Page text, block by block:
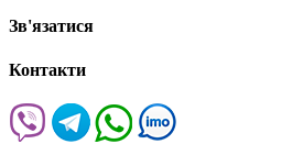
Зв'язатися
Контакти